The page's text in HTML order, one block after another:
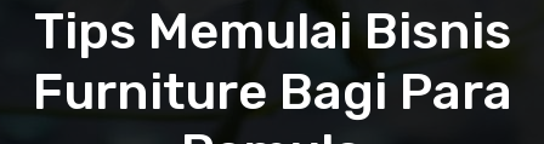
Tips Memulai Bisnis
Furniture Bagi Para